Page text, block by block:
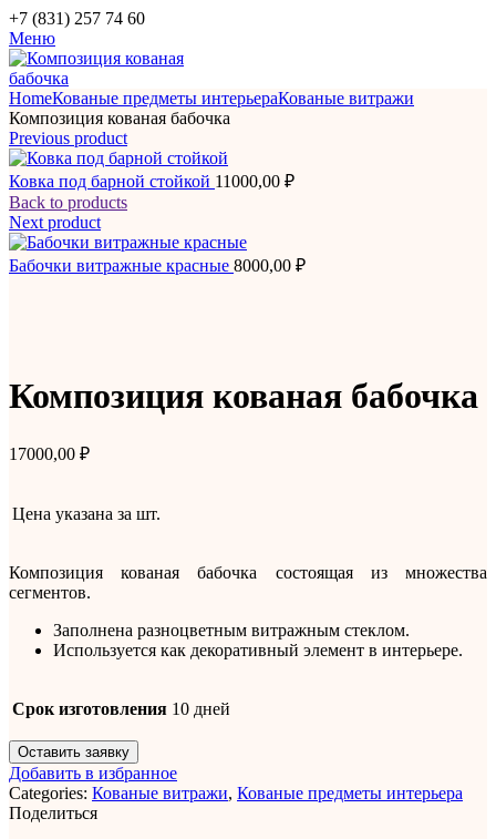
+7 (831) 257 74 60
Меню
HomeКованые предметы интерьераКованые витражи
Композиция кованая бабочка
Previous product
Ковка под барной стойкой 11000,00 ₽
Back to products
Next product
Бабочки витражные красные 8000,00 ₽
Композиция кованая бабочка
17000,00 ₽
Цена указана за шт.
Композиция кованая бабочка состоящая из множества
сегментов.
Заполнена разноцветным витражным стеклом.
Используется как декоративный элемент в интерьере.
Срок изготовления 10 дней
Оставить заявку
Добавить в избранное
Categories: Кованые витражи, Кованые предметы интерьера
Поделиться